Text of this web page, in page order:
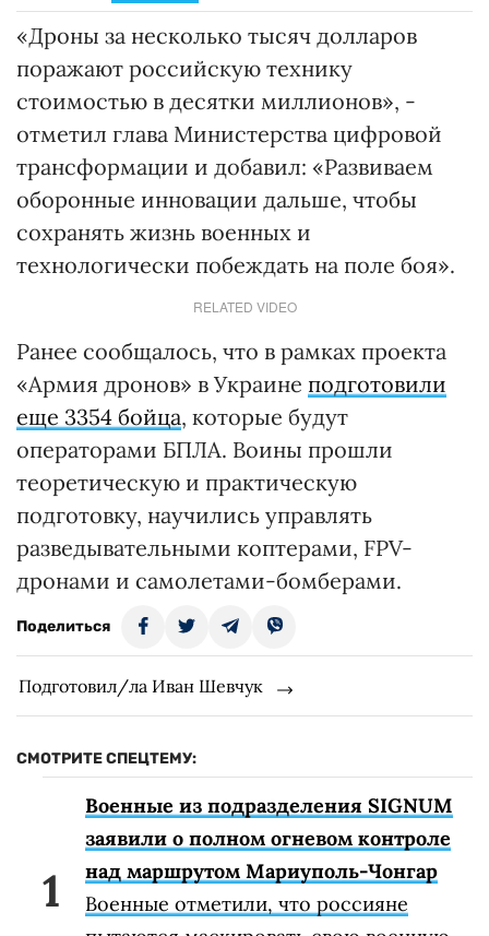
«Дроны за несколько тысяч долларов
поражают российскую технику
стоимостью в десятки миллионов», -
отметил глава Министерства цифровой
трансформации и добавил: «Развиваем
оборонные инновации дальше, чтобы
сохранять жизнь военных и
технологически побеждать на поле боя».
RELATED VIDEO
Ранее сообщалось, что в рамках проекта
«Армия дронов» в Украине подготовили
еще 3354 бойца, которые будут
операторами БПЛА. Воины прошли
теоретическую и практическую
подготовку, научились управлять
разведывательными коптерами, FPV-
дронами и самолетами-бомберами.
Поделиться
Подготовил/ла Иван Шевчук
СМОТРИТЕ СПЕЦТЕМУ:
Военные из подразделения SIGNUM
заявили о полном огневом контроле
над маршрутом Мариуполь-Чонгар
Военные отметили, что россияне